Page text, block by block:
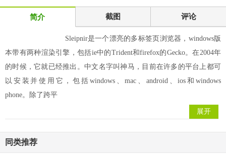
简介 截图 评论
Sleipnir是一个漂亮的多标签页浏览器，windows版
本带有两种渲染引擎，包括ie中的Trident和firefox的Gecko。在2004年
的时候，它就已经推出。中文名字叫神马，目前在许多的平台上都可
以安装并使用它，包括windows、mac、android、ios和windows
phone。除了跨平
展开
同类推荐